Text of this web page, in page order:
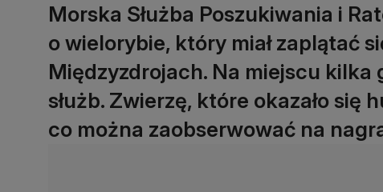
Morska Służba Poszukiwania i
o wielorybie, który miał zaplątać
Międzyzdrojach. Na miejscu kilka
służb. Zwierzę, które okazało się
co można zaobserwować na